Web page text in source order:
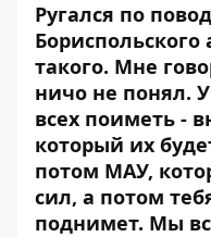
Ругался по
Бориспольского
такого. Мне
ничо не понял.
всех поиметь -
который их
потом МАУ,
сил, а потом
поднимет. Мы